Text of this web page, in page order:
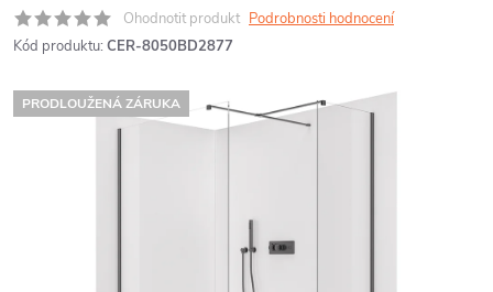
Ohodnotit produkt Podrobnosti hodnocení
Kód produktu: CER-8050BD2877
PRODLOUŽENÁ ZÁRUKA